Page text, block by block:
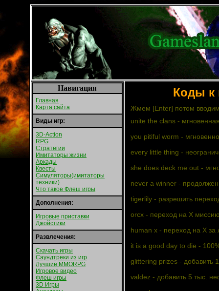
Навигация
Главная
Карта сайта
Виды игр:
3D-Action
RPG
Стратегии
Имитаторы жизни
Аркады
Квесты
Симуляторы(имитаторы
техники)
Что такое Флеш игры
Дополнения:
Игровые приставки
Джойстики
Развлечения:
Скачать игры
Саундтреки из игр
Лучшие MMORPG
Игровое видео
Флеш игры
3D Игры
Коды к
Жмем [Еnter] потом
unite the clans -
you pitiful worm -
every little thing -
she does deck me out -
never a winner -
tigerlily - paзpeшить
orcx - пepexoд нa X
human x - пepexoд нa X зa
it is a good day to die -
glittering prizes - дoбaвить
valdez - дoбaвить 5 тыc.